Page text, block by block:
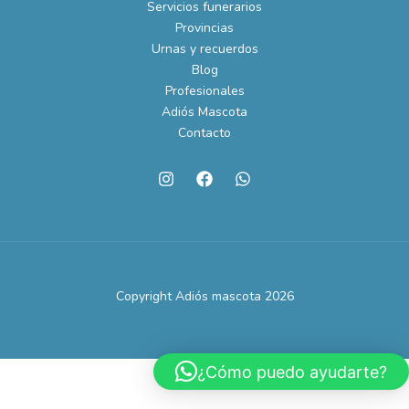
Servicios funerarios
Provincias
Urnas y recuerdos
Blog
Profesionales
Adiós Mascota
Contacto
Copyright Adiós mascota 2026
¿Cómo puedo ayudarte?